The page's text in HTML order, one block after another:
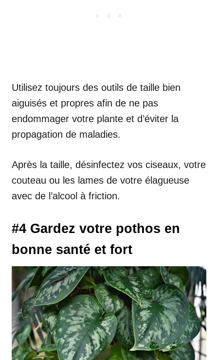
Utilisez toujours des outils de taille bien
aiguisés et propres afin de ne pas
endommager votre plante et d’éviter la
propagation de maladies.
Après la taille, désinfectez vos ciseaux, votre
couteau ou les lames de votre élagueuse
avec de l’alcool à friction.
#4 Gardez votre pothos en
bonne santé et fort